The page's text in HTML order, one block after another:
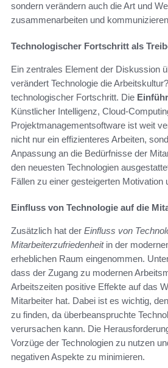
sondern verändern auch die Art und
zusammenarbeiten und
Technologischer Fortschritt als
Ein zentrales Element der Diskussion
verändert Technologie die
technologischer Fortschritt. Die
Künstlicher Intelligenz, Cloud-
Projektmanagementsoftware ist weit
nicht nur ein effizienteres Arbeiten,
Anpassung an die Bedürfnisse der
den neuesten Technologien
Fällen zu einer gesteigerten Motivation
Einfluss von Technologie auf die
Zusätzlich hat der Einfluss von
Mitarbeiterzufriedenheitin der
erheblichen Raum eingenommen.
dass der Zugang zu modernen
Arbeitszeiten positive Effekte auf das
Mitarbeiter hat. Dabei ist es wichtig,
zu finden, da überbeanspruchte
verursachen kann. Die
Vorzüge der Technologien zu nutzen
negativen Aspekte zu minimieren.